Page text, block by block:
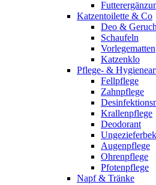
Katzentoilette & Co
Deo &
Schaufeln
Vorlegematten
Katzenklo
Pflege- &
Fellpflege
Zahnpflege
Krallenpflege
Deodorant
Augenpflege
Ohrenpflege
Pfotenpflege
Napf & Tränke